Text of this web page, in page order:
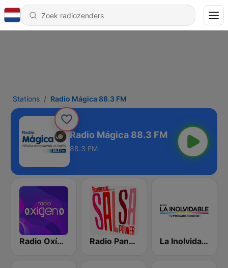
Stations Radio Mágica 88.3 FM
Radio Mágica 88.3 FM
88.3 FM
Radio Oxígeno Radio Panamericana - Salsa Power La Inolvidable